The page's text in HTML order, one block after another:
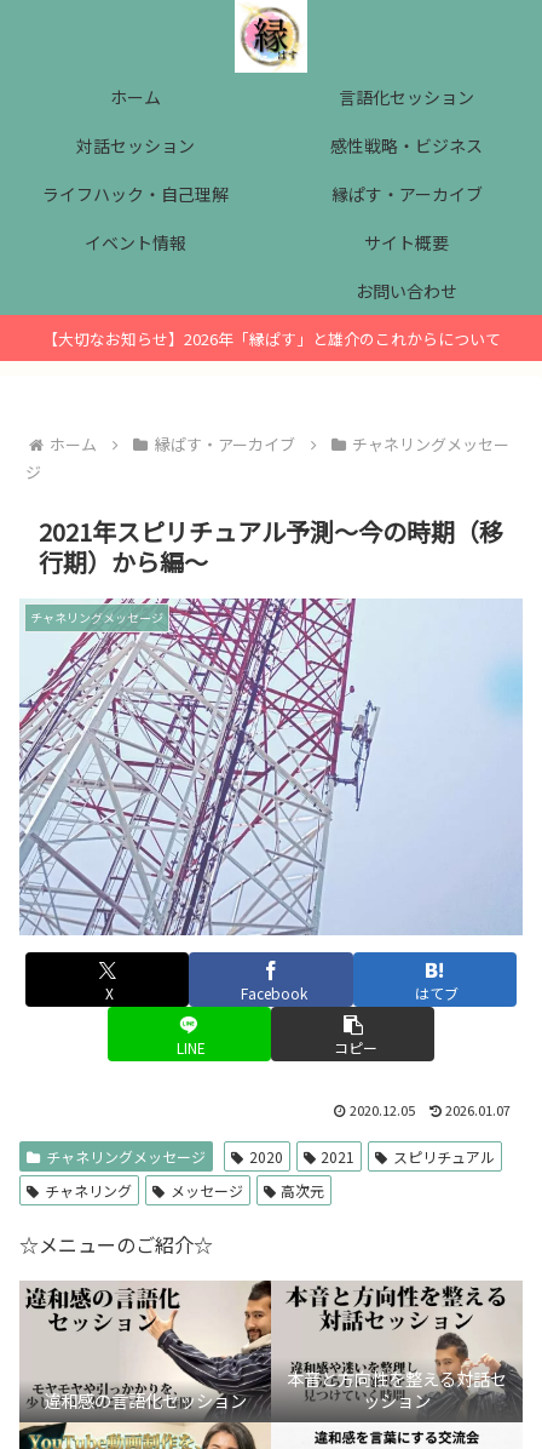
ホーム
言語化セッション
対話セッション
感性戦略・ビジネス
ライフハック・自己理解
縁ぱす・アーカイブ
イベント情報
サイト概要
お問い合わせ
【大切なお知らせ】2026年「縁ぱす」と雄介のこれからについて
ホーム 縁ぱす・アーカイブ
チャネリングメッセー
ジ
2021年スピリチュアル予測～今の時期（移
行期）から編～
チャネリングメッセージ
X Facebook はてブ
LINE コピー
2020.12.05 2026.01.07
チャネリングメッセージ 2020 2021
スピリチュアル
チャネリング
メッセージ 高次元
☆メニューのご紹介☆
違和感の言語化セッション
本音と方向性を整える対話セ
ッション